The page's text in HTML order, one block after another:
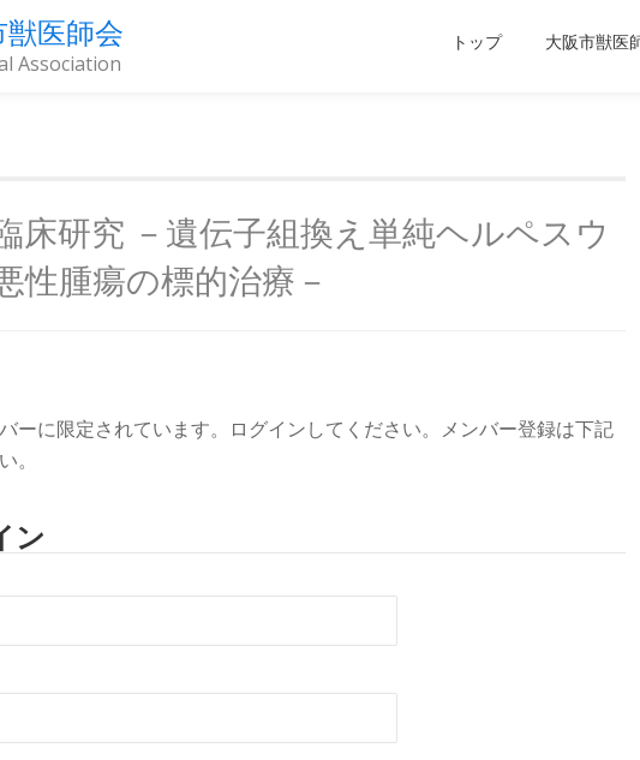
医師会
Association
トップ 大阪市獣医
床研究 －遺伝子組換え単純ヘルペスウ
性腫瘍の標的治療－
ーに限定されています。ログインしてください。メンバー登録は下記
。
ン